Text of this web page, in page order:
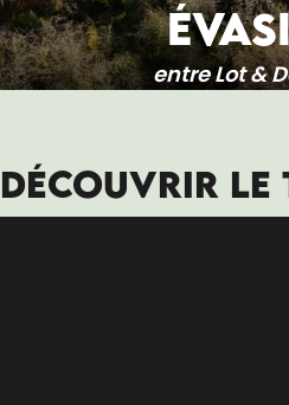
entre Lot &
DÉCOUVRIR LE